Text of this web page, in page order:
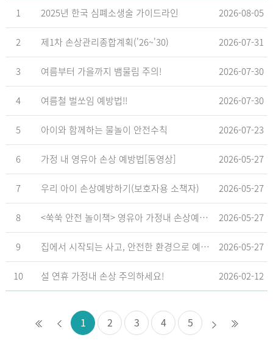
1 2025년 한국 심폐소생술 가이드라인 2026-08-05
2 제1차 손상관리종합계획('26~'30) 2026-07-31
3 여름부터 가을까지 뱀물림 주의! 2026-07-30
4 여름철 벌쏘임 예방법!! 2026-07-30
5 아이와 함께하는 물놀이 안전수칙 2026-07-23
6 가정 내 영유아 손상 예방법[동영상] 2026-05-27
7 우리 아이 손상예방하기(보호자용 소책자) 2026-05-27
8 <쑥쑥 안전 놀이책> 영유아 가정내 손상예방_영유아 놀이형 교육 교재 2026-05-27
9 집에서 시작되는 사고, 안전한 환경으로 예방해요 2026-05-27
10 설 연휴 가정내 손상 주의하세요! 2026-02-12
1 2 3 4 5